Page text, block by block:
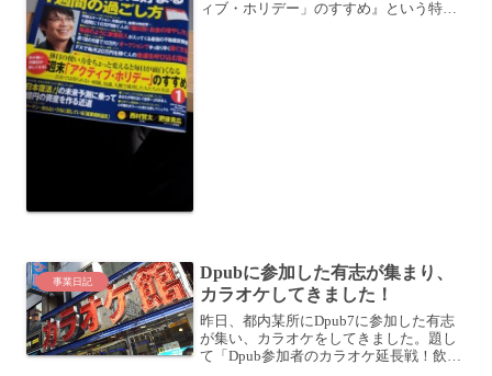
ィブ・ホリデー」のすすめ』という特集
事業日記
Dpubに参加した有志が集まり、
カラオケしてきました！
昨日、都内某所にDpub7に参加した有志
が集い、カラオケをしてきました。題し
て「Dpub参加者のカラオケ延長戦！飲ん